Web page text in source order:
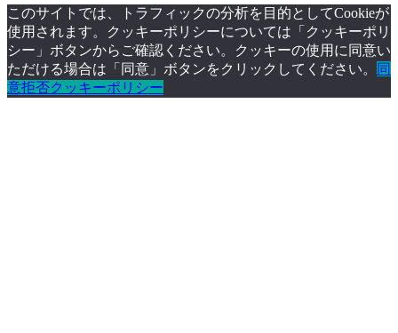
このサイトでは、トラフィックの分析を目的としてCookieが
使用されます。クッキーポリシーについては「クッキーポリ
シー」ボタンからご確認ください。クッキーの使用に同意い
ただける場合は「同意」ボタンをクリックしてください。
同
意拒否クッキーポリシー